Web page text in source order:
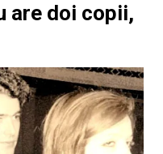
are doi copii,